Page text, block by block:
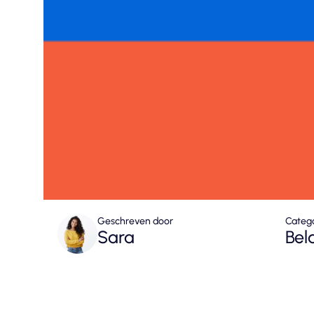
Geschreven door
Sara